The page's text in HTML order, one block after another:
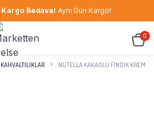
Kargo Bedava! Aynı Gün Kargo!
0
KAHVALTILIKLAR NUTELLA KAKAOLU FINDIK